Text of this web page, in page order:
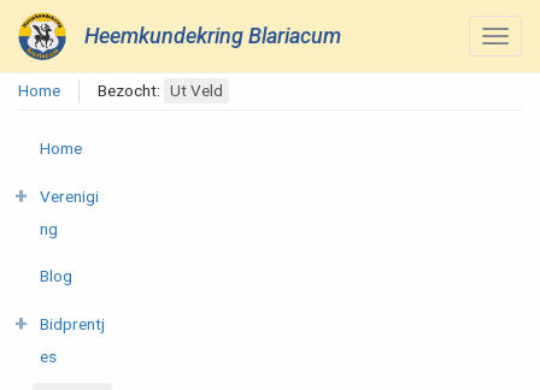
Heemkundekring Blariacum
Home Bezocht: Ut Veld
Home
Verenigi
ng
Blog
Bidprentj
es